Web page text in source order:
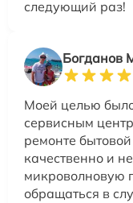
следующий раз!
Богданов
Моей целью
сервисным
ремонте
качественно и
микроволновую
обращаться в